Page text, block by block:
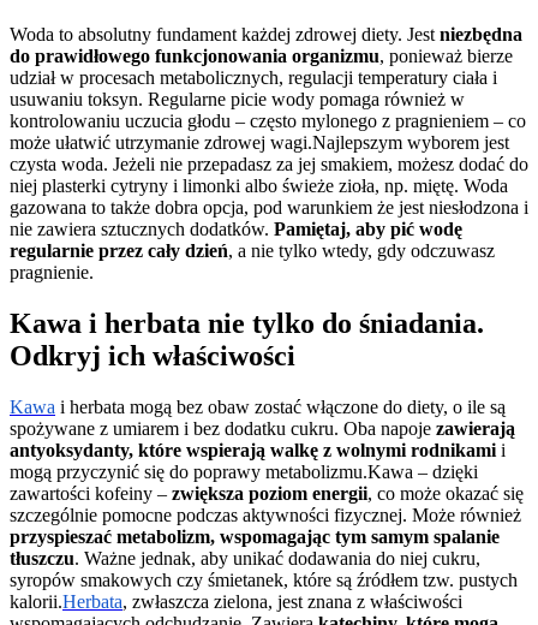
Woda to absolutny fundament każdej zdrowej diety. Jest niezbędna
do prawidłowego funkcjonowania organizmu, ponieważ bierze
udział w procesach metabolicznych, regulacji temperatury ciała i
usuwaniu toksyn. Regularne picie wody pomaga również w
kontrolowaniu uczucia głodu – często mylonego z pragnieniem – co
może ułatwić utrzymanie zdrowej wagi.Najlepszym wyborem jest
czysta woda. Jeżeli nie przepadasz za jej smakiem, możesz dodać do
niej plasterki cytryny i limonki albo świeże zioła, np. miętę. Woda
gazowana to także dobra opcja, pod warunkiem że jest niesłodzona i
nie zawiera sztucznych dodatków. Pamiętaj, aby pić wodę
regularnie przez cały dzień, a nie tylko wtedy, gdy odczuwasz
pragnienie.
Kawa i herbata nie tylko do śniadania.
Odkryj ich właściwości
Kawa i herbata mogą bez obaw zostać włączone do diety, o ile są
spożywane z umiarem i bez dodatku cukru. Oba napoje zawierają
antyoksydanty, które wspierają walkę z wolnymi rodnikami i
mogą przyczynić się do poprawy metabolizmu.Kawa – dzięki
zawartości kofeiny – zwiększa poziom energii, co może okazać się
szczególnie pomocne podczas aktywności fizycznej. Może również
przyspieszać metabolizm, wspomagając tym samym spalanie
tłuszczu. Ważne jednak, aby unikać dodawania do niej cukru,
syropów smakowych czy śmietanek, które są źródłem tzw. pustych
kalorii.Herbata, zwłaszcza zielona, jest znana z właściwości